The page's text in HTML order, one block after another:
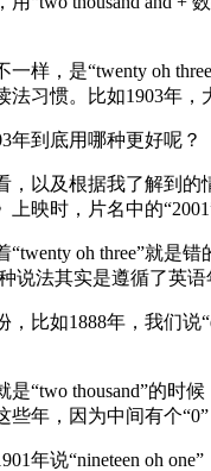
样，是“twenty oh
习惯。比如1903年，
年到底用哪种更好呢？
，以及根据我了解到的
上映时，片名中的
“twenty oh three”就是
说法其实是遵循了英
比如1888年，我们说
是“two thousand”的时
些年，因为中间有个
年说“nineteen oh